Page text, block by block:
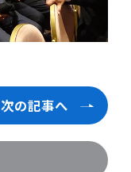
次の記事へ